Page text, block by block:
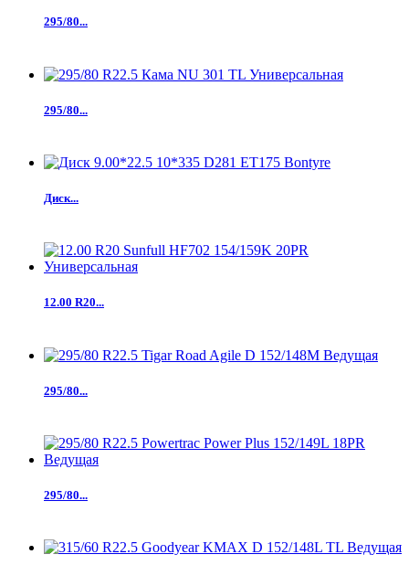
295/80...
295/80...
Диск...
12.00 R20...
295/80...
295/80...